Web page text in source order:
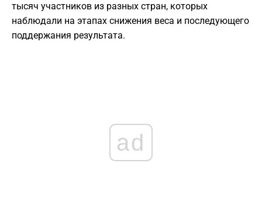
тысяч участников из разных стран, которых
наблюдали на этапах снижения веса и последующего
поддержания результата.
ad